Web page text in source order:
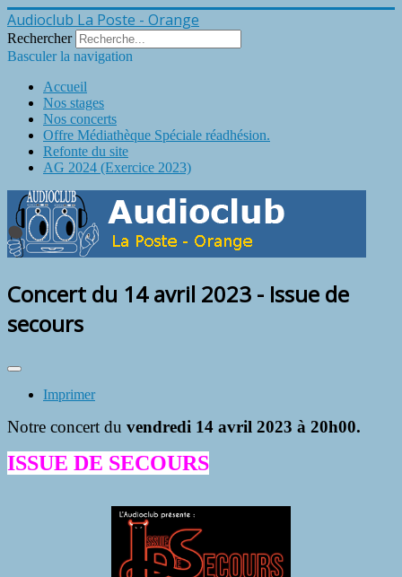
Audioclub La Poste - Orange
Rechercher
Basculer la navigation
Accueil
Nos stages
Nos concerts
Offre Médiathèque Spéciale réadhésion.
Refonte du site
AG 2024 (Exercice 2023)
Concert du 14 avril 2023 - Issue de
secours
Imprimer
Notre concert du vendredi 14 avril 2023 à 20h00.
ISSUE DE SECOURS